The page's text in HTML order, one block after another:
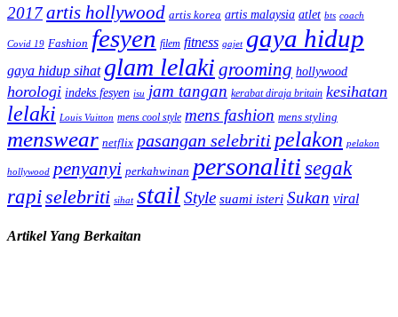
2017artis hollywood artis korea artis malaysia atlet bts coach
Covid 19 Fashion fesyen filem fitness gajet gaya hidup
gaya hidup sihat glam lelaki grooming hollywood
horologi indeks fesyen isu jam tangan kerabat diraja britain kesihatan
lelaki Louis Vuitton mens cool style mens fashion mens styling
menswear netflix pasangan selebriti pelakon pelakon
hollywood penyanyi perkahwinan personalitisegak
rapiselebriti sihat stail Style suami isteri Sukan viral
Artikel Yang Berkaitan